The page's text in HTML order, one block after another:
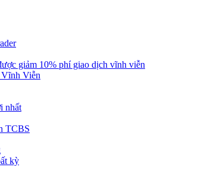
giảm 10% phí giao dịch vĩnh viễn
Viễn
nhất
TCBS
kỳ